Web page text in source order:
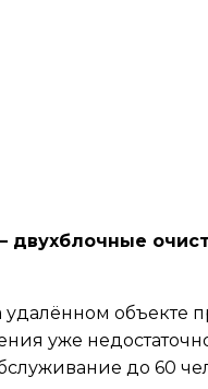
двухблочные
удалённом объекте
уже
до 60